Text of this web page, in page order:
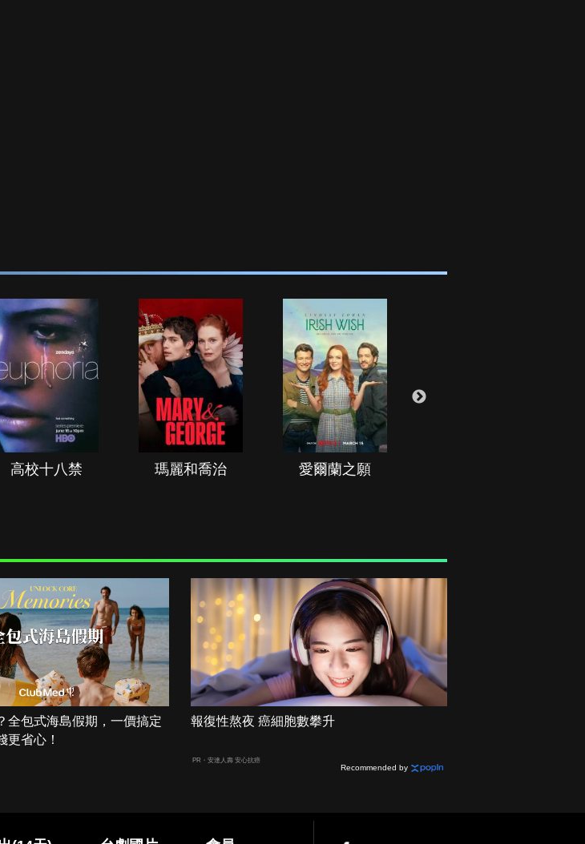
高校十八禁 瑪麗和喬治 愛爾蘭之願
全包式海島假期，一價搞定
更省心！
報復性熬夜 癌細胞數攀升
PR・安達人壽 安心抗癌
Recommended by